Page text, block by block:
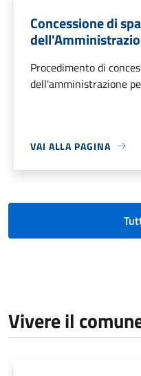
Concessione di
Procedimento di
dell'amministrazione
VAI ALLA PAGINA
Vivere il